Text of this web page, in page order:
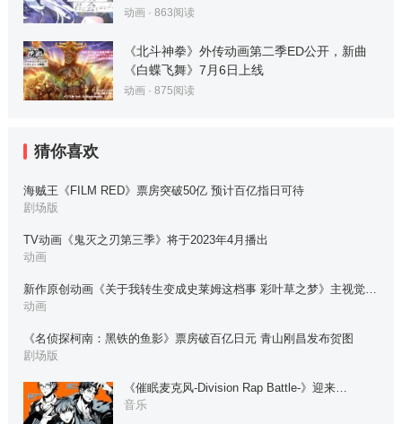
动画· 863阅读
《北斗神拳》外传动画第二季ED公开，新曲
《白蝶飞舞》7月6日上线
动画· 875阅读
猜你喜欢
海贼王《FILM RED》票房突破50亿 预计百亿指日可待
剧场版
TV动画《鬼灭之刃第三季》将于2023年4月播出
动画
新作原创动画《关于我转生变成史莱姆这档事 彩叶草之梦》主视觉…
动画
《名侦探柯南：黑铁的鱼影》票房破百亿日元 青山刚昌发布贺图
剧场版
《催眠麦克风-Division Rap Battle-》迎来…
音乐